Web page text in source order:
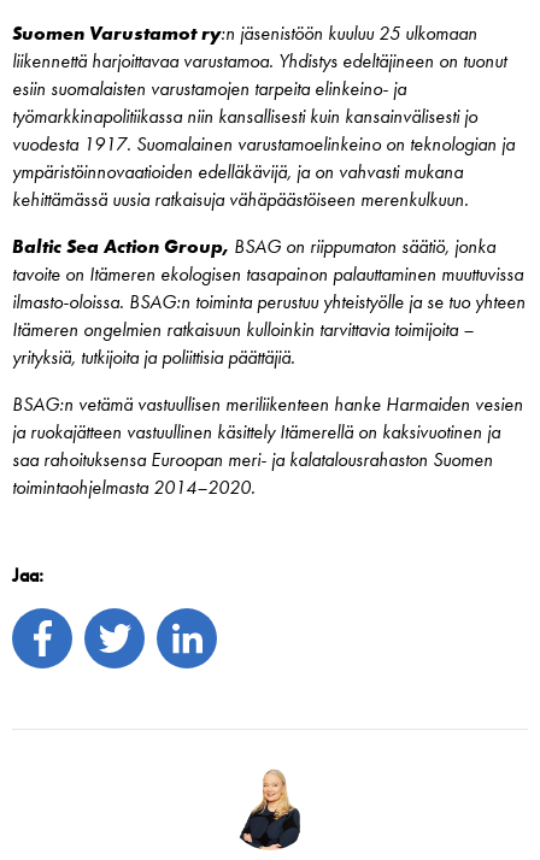
Suomen Varustamot ry:n jäsenistöön kuuluu 25 ulkomaan
liikennettä harjoittavaa varustamoa. Yhdistys edeltäjineen on tuonut
esiin suomalaisten varustamojen tarpeita elinkeino- ja
työmarkkinapolitiikassa niin kansallisesti kuin kansainvälisesti jo
vuodesta 1917. Suomalainen varustamoelinkeino on teknologian ja
ympäristöinnovaatioiden edelläkävijä, ja on vahvasti mukana
kehittämässä uusia ratkaisuja vähäpäästöiseen merenkulkuun.
Baltic Sea Action Group, BSAG on riippumaton säätiö, jonka
tavoite on Itämeren ekologisen tasapainon palauttaminen muuttuvissa
ilmasto-oloissa. BSAG:n toiminta perustuu yhteistyölle ja se tuo yhteen
Itämeren ongelmien ratkaisuun kulloinkin tarvittavia toimijoita –
yrityksiä, tutkijoita ja poliittisia päättäjiä.
BSAG:n vetämä vastuullisen meriliikenteen hanke Harmaiden vesien
ja ruokajätteen vastuullinen käsittely Itämerellä on kaksivuotinen ja
saa rahoituksensa Euroopan meri- ja kalatalousrahaston Suomen
toimintaohjelmasta 2014–2020.
Jaa: